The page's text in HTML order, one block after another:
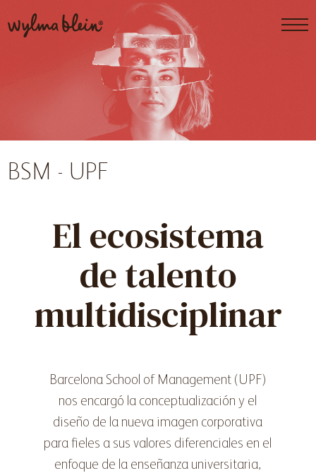
BSM - UPF
El ecosistema
de talento
multidisciplinar
Barcelona School of Management (UPF)
nos encargó la conceptualización y el
diseño de la nueva imagen corporativa
para fieles a sus valores diferenciales en el
enfoque de la enseñanza universitaria,